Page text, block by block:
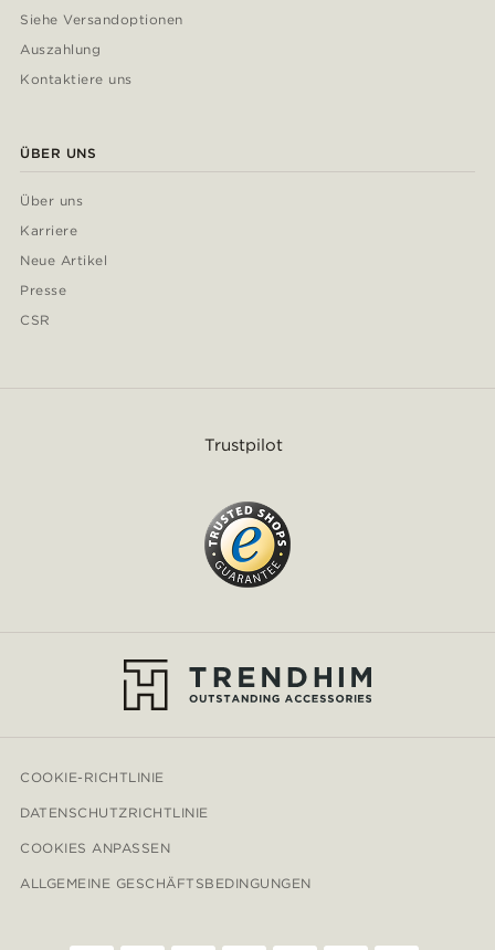
Siehe Versandoptionen
Auszahlung
Kontaktiere uns
ÜBER UNS
Über uns
Karriere
Neue Artikel
Presse
CSR
Trustpilot
COOKIE-RICHTLINIE
DATENSCHUTZRICHTLINIE
COOKIES ANPASSEN
ALLGEMEINE GESCHÄFTSBEDINGUNGEN